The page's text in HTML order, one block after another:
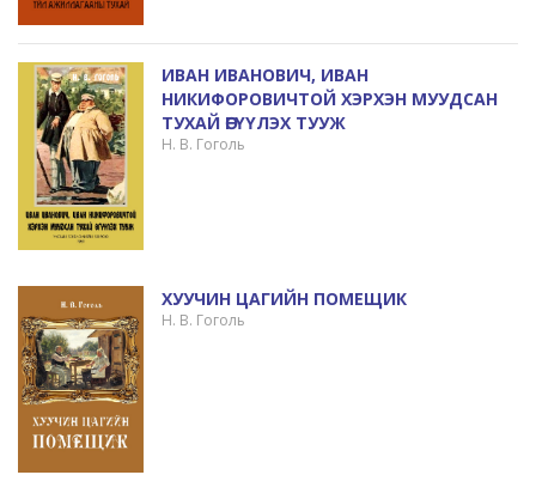
ИВАН ИВАНОВИЧ, ИВАН
НИКИФОРОВИЧТОЙ ХЭРХЭН МУУДСАН
ТУХАЙ ӨГҮҮЛЭХ ТУУЖ
Н. В. Гоголь
ХУУЧИН ЦАГИЙН ПОМЕЩИК
Н. В. Гоголь